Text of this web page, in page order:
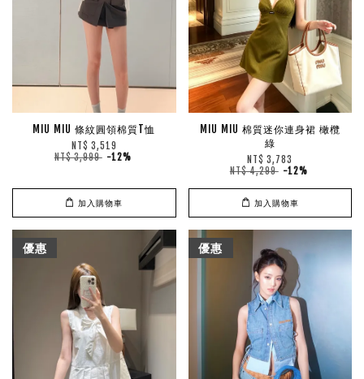
MIU MIU 條紋圓領棉質T恤
NT$ 3,519
NT$ 3,999 -12%
加入購物車
MIU MIU 棉質迷你連身裙 橄欖
綠
NT$ 3,783
NT$ 4,299 -12%
加入購物車
優惠 優惠